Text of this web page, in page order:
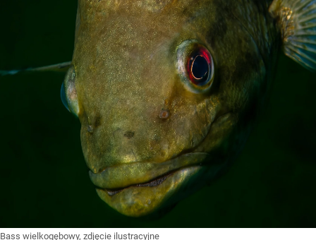
Bass wielkogębowy, zdjęcie ilustracyjne